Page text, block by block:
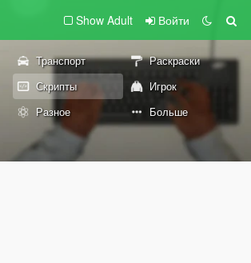
Show Adult Войти
Транспорт
Раскраски
Скрипты
Игрок
Разное Больше